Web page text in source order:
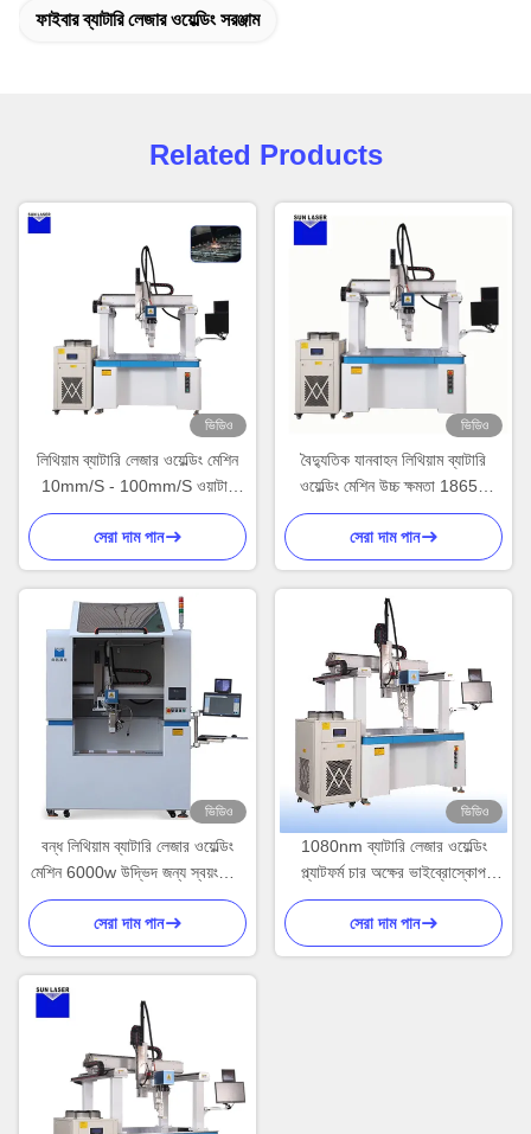
ফাইবার ব্যাটারি লেজার ওয়েল্ডিং সরঞ্জাম
Related Products
ভিডিও
লিথিয়াম ব্যাটারি লেজার ওয়েল্ডিং মেশিন
10mm/S - 100mm/S ওয়াটার
কুলিং মেশিন ওয়েল্ডিং
সেরা দাম পান
ভিডিও
বৈদ্যুতিক যানবাহন লিথিয়াম ব্যাটারি
ওয়েল্ডিং মেশিন উচ্চ ক্ষমতা 18650
ব্যাটারি পোর্টেবল ব্যাটারি ওয়েল্ডার
সেরা দাম পান
ভিডিও
বন্ধ লিথিয়াম ব্যাটারি লেজার ওয়েল্ডিং
মেশিন 6000w উদ্ভিদ জন্য স্বয়ংক্রিয়
ওয়েল্ডিং সরঞ্জাম
সেরা দাম পান
ভিডিও
1080nm ব্যাটারি লেজার ওয়েল্ডিং
প্ল্যাটফর্ম চার অক্ষের ভাইব্রোস্কোপ
লিথিয়াম ব্যাটারি স্পট ওয়েল্ডিং মেশিন
সেরা দাম পান